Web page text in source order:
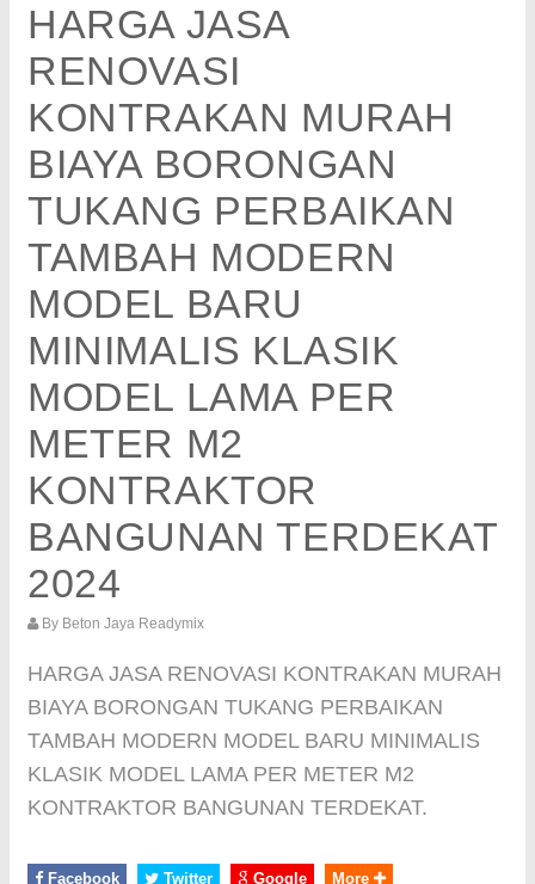
HARGA JASA
RENOVASI
KONTRAKAN MURAH
BIAYA BORONGAN
TUKANG PERBAIKAN
TAMBAH MODERN
MODEL BARU
MINIMALIS KLASIK
MODEL LAMA PER
METER M2
KONTRAKTOR
BANGUNAN TERDEKAT
2024
By Beton Jaya Readymix
HARGA JASA RENOVASI KONTRAKAN MURAH
BIAYA BORONGAN TUKANG PERBAIKAN
TAMBAH MODERN MODEL BARU MINIMALIS
KLASIK MODEL LAMA PER METER M2
KONTRAKTOR BANGUNAN TERDEKAT.
Facebook Twitter Google More